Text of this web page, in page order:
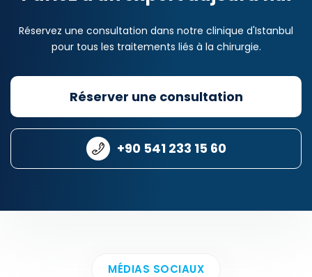
Réservez une consultation dans notre clinique d'Istanbul
pour tous les traitements liés à la chirurgie.
Réserver une consultation
+90 541 233 15 60
MÉDIAS SOCIAUX